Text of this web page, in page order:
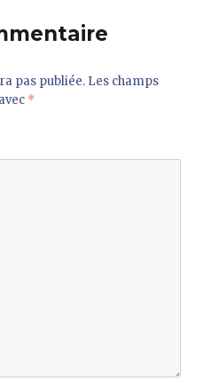
pas publiée. Les champs
*